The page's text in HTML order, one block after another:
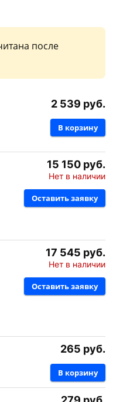
после
2 539 руб.
В корзину
15 150 руб.
Нет в наличии
Оставить заявку
17 545 руб.
Нет в наличии
Оставить заявку
265 руб.
В корзину